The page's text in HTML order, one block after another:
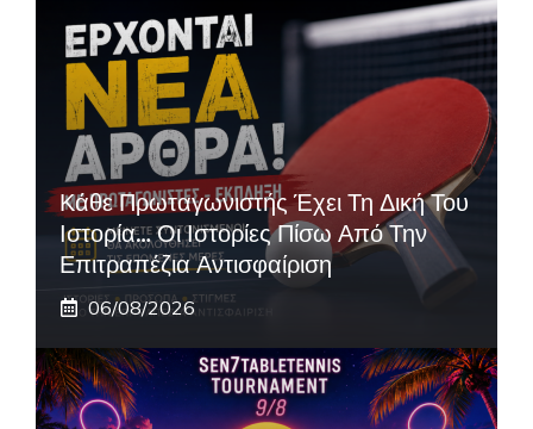
Κάθε Πρωταγωνιστής Έχει Τη Δική Του
Ιστορία… Οι Ιστορίες Πίσω Από Την
Επιτραπέζια Αντισφαίριση
06/08/2026